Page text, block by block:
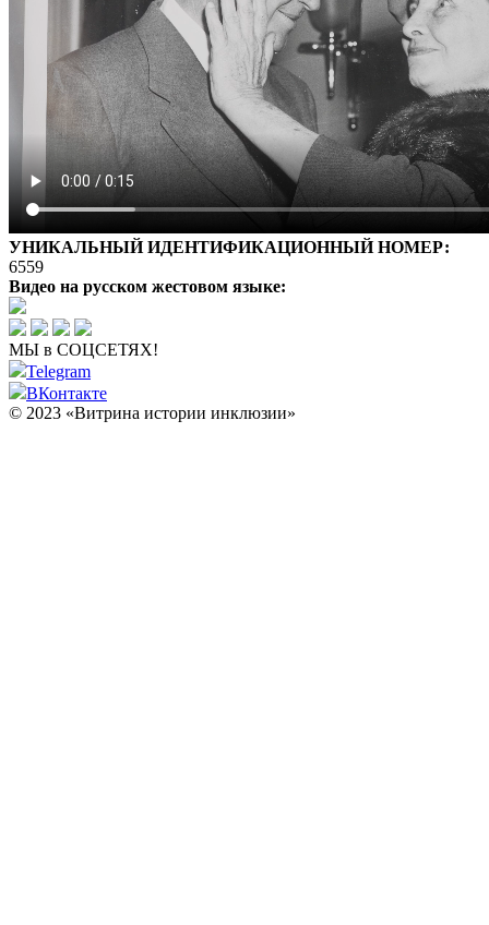
УНИКАЛЬНЫЙ ИДЕНТИФИКАЦИОННЫЙ НОМЕР:
6559
Видео на русском жестовом языке:
МЫ в СОЦСЕТЯХ!
Telegram
ВКонтакте
© 2023 «Витрина истории инклюзии»